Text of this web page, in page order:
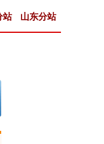
站 山东分站